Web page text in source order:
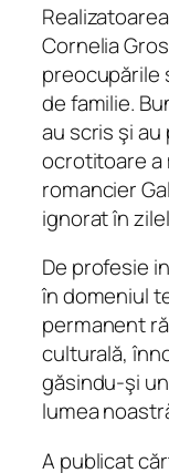
Cornelia
preocupările
de familie.
au scris şi
ocrotitoare a
romancier
ignorat în
De profesie
în domeniul
permanent
culturală,
găsindu-şi
lumea
A publicat